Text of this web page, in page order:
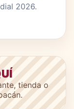
2026.
tienda o